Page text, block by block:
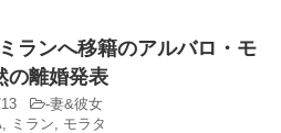
ランへ移籍のアルバロ・モ
の離婚発表
-妻&彼女
, ミラン, モラタ